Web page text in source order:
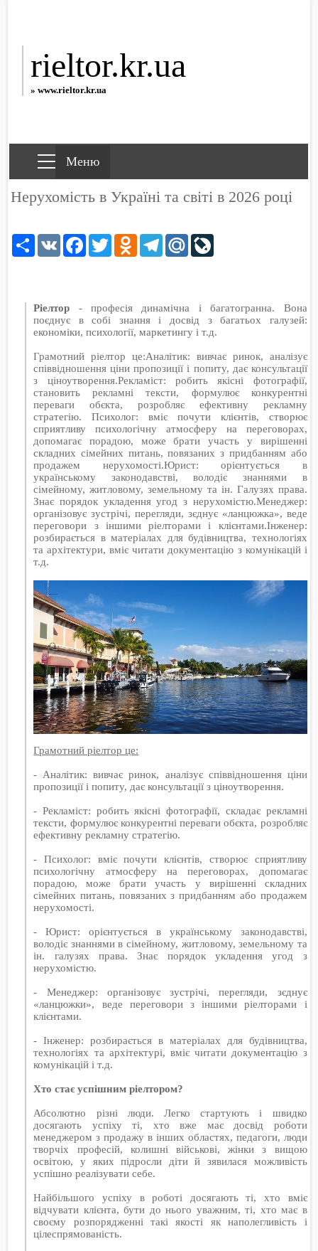
rieltor.kr.ua
» www.rieltor.kr.ua
Нерухомість в Україні та світі в 2026 році
Share VK Facebook
TwitterOdnoklassniki
TelegramMail.Ru
Ріелтор - професія динамічна і багатогранна. Вона
поєднує в собі знання і досвід з багатьох галузей:
економіки, психології, маркетингу і т.д.
Грамотний ріелтор це:Аналітик: вивчає ринок, аналізує
співвідношення ціни пропозиції і попиту, дає консультації
з ціноутворення.Рекламіст: робить якісні фотографії,
становить рекламні тексти, формулює конкурентні
переваги обєкта, розробляє ефективну рекламну
стратегію. Психолог: вміє почути клієнтів, створює
сприятливу психологічну атмосферу на переговорах,
допомагає порадою, може брати участь у вирішенні
складних сімейних питань, повязаних з придбанням або
продажем нерухомості.Юрист: орієнтується в
українському законодавстві, володіє знаннями в
сімейному, житловому, земельному та ін. Галузях права.
Знає порядок укладення угод з нерухомістю.Менеджер:
організовує зустрічі, перегляди, зєднує «ланцюжка», веде
переговори з іншими ріелторами і клієнтами.Інженер:
розбирається в матеріалах для будівництва, технологіях
та архітектури, вміє читати документацію з комунікацій і
т.д.
Грамотний ріелтор це:
- Аналітик: вивчає ринок, аналізує співвідношення ціни
пропозиції і попиту, дає консультації з ціноутворення.
- Рекламіст: робить якісні фотографії, складає рекламні
тексти, формулює конкурентні переваги обєкта, розробляє
ефективну рекламну стратегію.
- Психолог: вміє почути клієнтів, створює сприятливу
психологічну атмосферу на переговорах, допомагає
порадою, може брати участь у вирішенні складних
сімейних питань, повязаних з придбанням або продажем
нерухомості.
- Юрист: орієнтується в українському законодавстві,
володіє знаннями в сімейному, житловому, земельному та
ін. галузях права. Знає порядок укладення угод з
нерухомістю.
- Менеджер: організовує зустрічі, перегляди, зєднує
«ланцюжки», веде переговори з іншими ріелторами і
клієнтами.
- Інженер: розбирається в матеріалах для будівництва,
технологіях та архітектурі, вміє читати документацію з
комунікацій і т.д.
Хто стає успішним ріелтором?
Абсолютно різні люди. Легко стартують і швидко
досягають успіху ті, хто вже має досвід роботи
менеджером з продажу в інших областях, педагоги, люди
творчіх професій, колишні військові, жінки з вищою
освітою, у яких підросли діти й зявилася можливість
успішно реалізувати себе.
Найбільшого успіху в роботі досягають ті, хто вміє
відчувати клієнта, бути до нього уважним, ті, хто має в
своєму розпорядженні такі якості як наполегливість і
цілеспрямованість.